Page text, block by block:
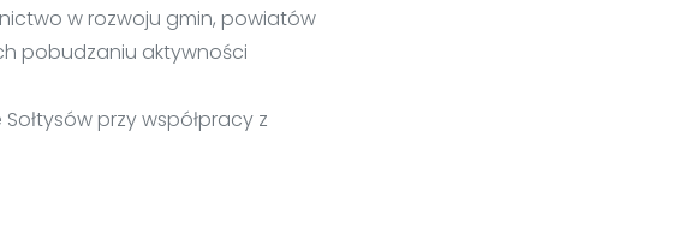
w rozwoju gmin, powiatów
pobudzaniu aktywności
przy współpracy z